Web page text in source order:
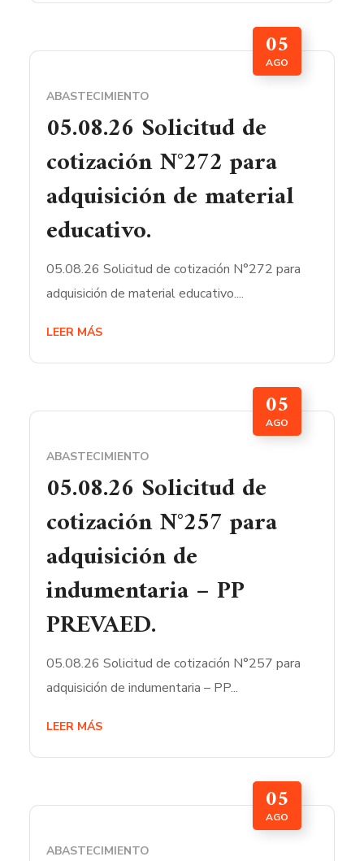
05
AGO
ABASTECIMIENTO
05.08.26 Solicitud de
cotización N°272 para
adquisición de material
educativo.
05.08.26 Solicitud de cotización N°272 para
adquisición de material educativo....
LEER MÁS
05
AGO
ABASTECIMIENTO
05.08.26 Solicitud de
cotización N°257 para
adquisición de
indumentaria – PP
PREVAED.
05.08.26 Solicitud de cotización N°257 para
adquisición de indumentaria – PP...
LEER MÁS
05
AGO
ABASTECIMIENTO